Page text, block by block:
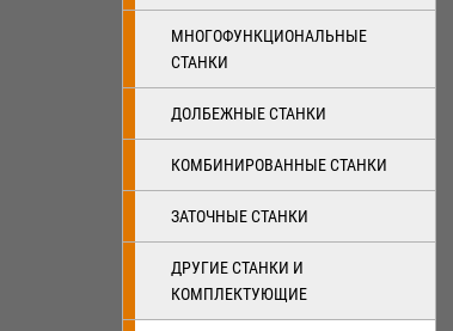
МНОГОФУНКЦИОНАЛЬНЫЕ
СТАНКИ
ДОЛБЕЖНЫЕ СТАНКИ
КОМБИНИРОВАННЫЕ СТАНКИ
ЗАТОЧНЫЕ СТАНКИ
ДРУГИЕ СТАНКИ И
КОМПЛЕКТУЮЩИЕ